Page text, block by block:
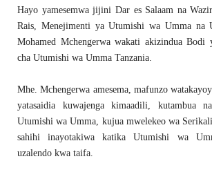
Hayo yamesemwa jijini Dar es Salaam na
Rais, Menejimenti ya Utumishi wa Umma na
Mohamed Mchengerwa wakati akizindua Bodi
cha Utumishi wa Umma Tanzania.
Mhe. Mchengerwa amesema, mafunzo
yatasaidia kuwajenga kimaadili, kutambua
Utumishi wa Umma, kujua mwelekeo wa
sahihi inayotakiwa katika Utumishi wa
uzalendo kwa taifa.